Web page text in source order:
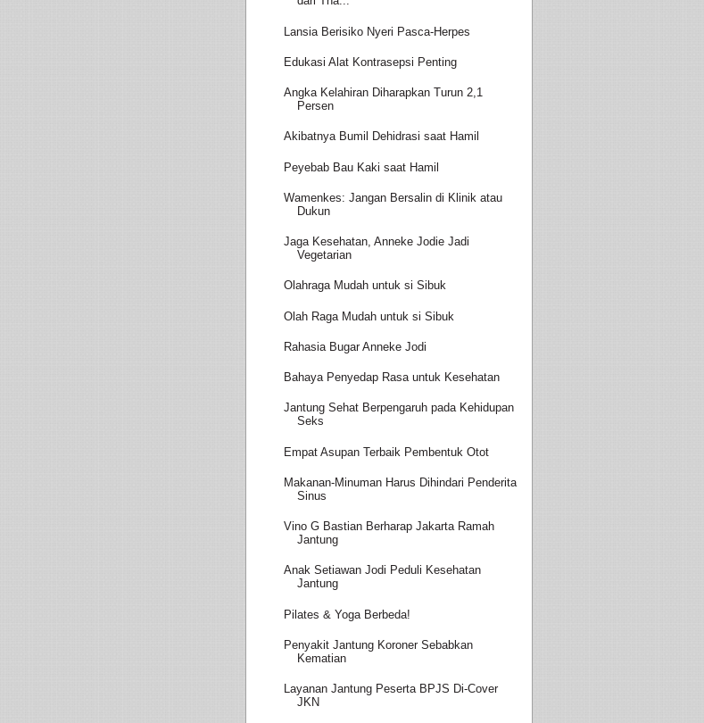
Lansia Berisiko Nyeri Pasca-Herpes
Edukasi Alat Kontrasepsi Penting
Angka Kelahiran Diharapkan Turun 2,1
Persen
Akibatnya Bumil Dehidrasi saat Hamil
Peyebab Bau Kaki saat Hamil
Wamenkes: Jangan Bersalin di Klinik atau
Dukun
Jaga Kesehatan, Anneke Jodie Jadi
Vegetarian
Olahraga Mudah untuk si Sibuk
Olah Raga Mudah untuk si Sibuk
Rahasia Bugar Anneke Jodi
Bahaya Penyedap Rasa untuk Kesehatan
Jantung Sehat Berpengaruh pada Kehidupan
Seks
Empat Asupan Terbaik Pembentuk Otot
Makanan-Minuman Harus Dihindari Penderita
Sinus
Vino G Bastian Berharap Jakarta Ramah
Jantung
Anak Setiawan Jodi Peduli Kesehatan
Jantung
Pilates & Yoga Berbeda!
Penyakit Jantung Koroner Sebabkan
Kematian
Layanan Jantung Peserta BPJS Di-Cover
JKN